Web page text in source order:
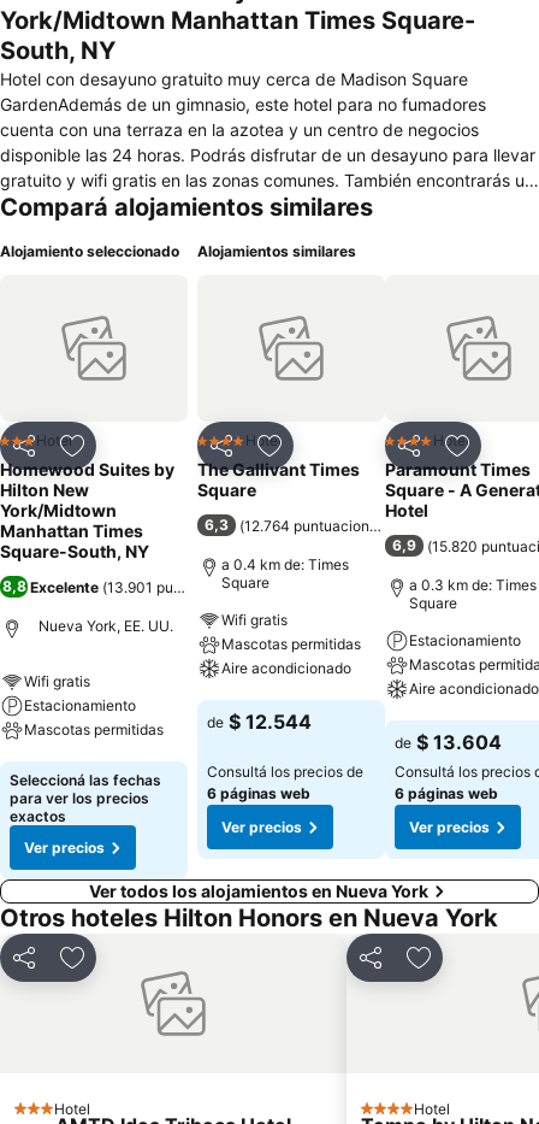
York/Midtown Manhattan Times Square-
South, NY
Hotel con desayuno gratuito muy cerca de Madison Square
GardenAdemás de un gimnasio, este hotel para no fumadores
cuenta con una terraza en la azotea y un centro de negocios
disponible las 24 horas. Podrás disfrutar de un desayuno para llevar
gratuito y wifi gratis en las zonas comunes. También encontrarás un
centro de negocios, una zona para conferencias y servicios de
estancia. Homewood Suites New York/Midtown Manhattan Times
separada. Se ofrece una televisión de pantalla plana de 42
pulgadas con canales por cable de suscripción. En este hotel de 3,5
estrellas, los alojamientos incluyen cocina con frigorífico/congelador
equipados con bañera o ducha, artículos de higiene personal de
diseño, artículos de higiene personal gratuitos y secador de pelo.
Este hotel en Nueva York ofrece acceso a Internet por cable y wifi
gratis. Los servicios para personas de negocios incluyen escritorio y
periódicos gratuitos entre semana. Es posible solicitar cambio de
toallas y cambio de sábanas. Se ofrece servicio de limpieza una vez
por estancia. Los servicios de ocio y esparcimiento en este hotel
Compará alojamientos similares
Alojamiento seleccionado
CompartirAñadir a favoritos
3 Estrellas
Hotel
Homewood Suites by
Hilton New
York/Midtown
Manhattan Times
Square-South, NY
8,8 Excelente (13.901 puntuaciones)
Nueva York, EE. UU.
Wifi gratis
Estacionamiento
Mascotas permitidas
Ver precios
Seleccioná las fechas
para ver los precios
exactos
Ver precios
Alojamientos similares
CompartirAñadir a favoritos
4 EstrellasHotel
The Gallivant Times
Square
6,3 (12.764 puntuaciones
a 0.4 km de: Times
Square
Wifi gratis
Mascotas permitidas
Aire acondicionado
Ver precios
de $ 12.544
Consultá los precios de
6 páginas web
Ver precios
CompartirAñadir
4 EstrellasHotel
Paramount Times
Square - A
Hotel
6,9 (15.820
a 0.3 km de: Times
Square
Estacionamiento
Mascotas
Aire acondicionado
Ver precios
de $ 13.604
Consultá los precios
6 páginas web
Ver precios
Ver todos los alojamientos en Nueva York
Otros hoteles Hilton Honors en Nueva York
CompartirAñadir a favoritos
3 Estrellas
Hotel
CompartirAñadir a
4 Estrellas
Hotel